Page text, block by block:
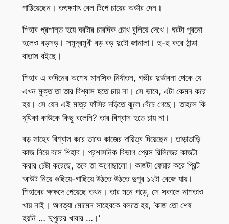
পাঠিয়েছেন। তৎক্ষণাৎ বেল টিপে চায়ের অর্ডার দেন।
শিহাব প্রশান্ত হয়ে ঘরটার চারদিক চোখ বুলিয়ে দেখে। ঘরটা পুরনো
হলেও বড়সড়। সমুদ্রমুখী বড় বড় দুটো জানালা। হু-হু করে ঠান্ডা
বাতাস বইছে।
শিহাব এ কদিনের অশেষ মানসিক নির্যাতন, গভীর দুর্ভাবনা থেকে যে
এখন মুক্ত তা তার বিশ্বাস হতে চায় না। সে ভাবে, এটা কেমন করে
হয়। সে যেন এই মাত্র ফাঁসির দড়িতে ঝুলে বেঁচে গেছে। তাহলে কি
যূথিকা কাউকে কিছু বলেনি? তার বিশ্বাস হতে চায় না।
বড় সাহেব বিশ্বাস করে তাকে কাজের দায়িত্ব দিয়েছেন। তাড়াতাড়ি
কাজ নিয়ে বসে শিহাব। প্রশাসনিক বিভাগ প্রেস রিলিজের কাজটা
করার চেষ্টা করেছে, তবে তা অগোছালো। কাজটা ফেয়ার করে প্রিন্ট
আউট নিয়ে গুছিয়ে-গাছিয়ে উঠতে উঠতে দুপুর ১২টা বেজে যায়।
শিহাবের ক্ষক্ষদে পেয়েছে তখন। তার মনে পড়ে, সে সকালে নাশতাও
খায় নাই। অগত্যা মোমেন সাহেবকে বলতে হয়, ‘কাজ তো শেষ
হয়নি … দুপুরের খাবার …।’